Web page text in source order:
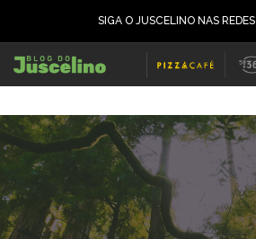
SIGA O JUSCELINO NAS REDES